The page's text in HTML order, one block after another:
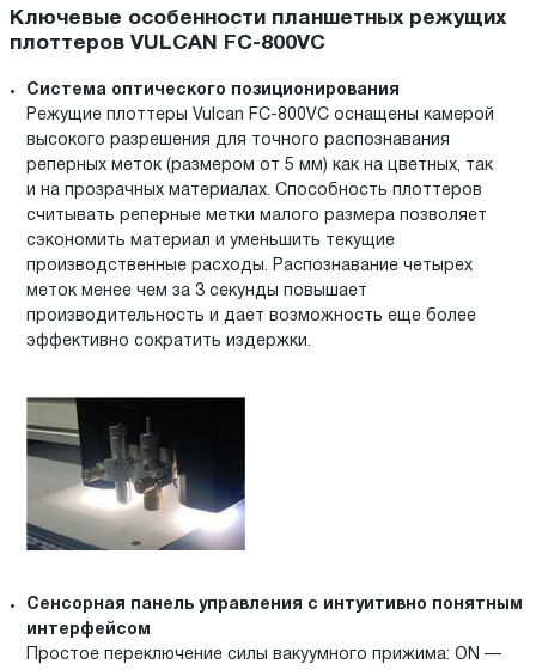
Ключевые особенности планшетных режущих
плоттеров VULCAN FC-800VC
Система оптического позиционирования
Режущие плоттеры Vulcan FC-800VC оснащены камерой
высокого разрешения для точного распознавания
реперных меток (размером от 5 мм) как на цветных, так
и на прозрачных материалах. Способность плоттеров
считывать реперные метки малого размера позволяет
сэкономить материал и уменьшить текущие
производственные расходы. Распознавание четырех
меток менее чем за 3 секунды повышает
производительность и дает возможность еще более
эффективно сократить издержки.
Сенсорная панель управления с интуитивно понятным
интерфейсом
Простое переключение силы вакуумного прижима: ON —